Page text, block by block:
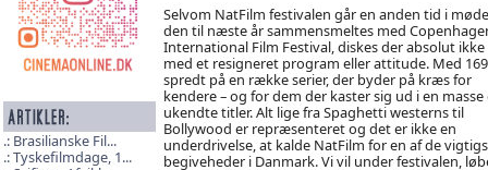
Brasilianske Fil...
Tyskefilmdage, 1...
Selvom NatFilm festivalen går en anden tid i
den til næste år sammensmeltes med
International Film Festival, diskes der absolut ikke
med et resigneret program eller attitude. Med
spredt på en række serier, der byder på kræs for
kendere – og for dem der kaster sig ud i en masse
ukendte titler. Alt lige fra Spaghetti westerns til
Bollywood er repræsenteret og det er ikke en
underdrivelse, at kalde NatFilm for en af de
begiveheder i Danmark. Vi vil under festivalen,